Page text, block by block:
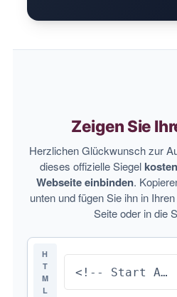
Zeigen Sie
Herzlichen Glückwunsch zur
dieses offizielle Siegel
Webseite einbinden.
unten und fügen Sie ihn in
Seite oder in die
H
T
M
L